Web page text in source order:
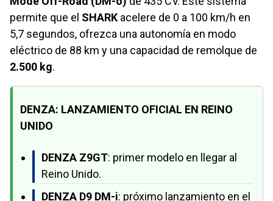
permite que el SHARK acelere de 0 a 100 km/h en
5,7 segundos, ofrezca una autonomía en modo
eléctrico de 88 km y una capacidad de remolque de
2.500 kg.
DENZA: LANZAMIENTO OFICIAL EN REINO
UNIDO
DENZA Z9GT: primer modelo en llegar al
Reino Unido.
DENZA D9 DM-i: próximo lanzamiento en el